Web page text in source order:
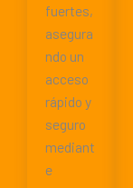
fuertes,
asegura
ndo un
acceso
rápido y
seguro
mediant
e